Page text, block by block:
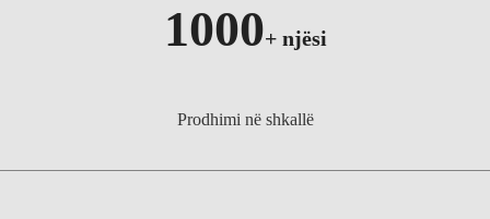
1000+ njësi
Prodhimi në shkallë